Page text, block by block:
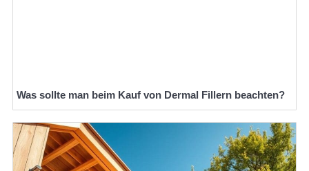
Was sollte man beim Kauf von Dermal Fillern beachten?